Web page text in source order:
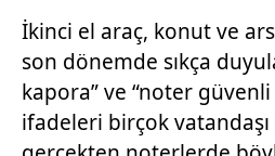
İkinci el araç, konut ve
son dönemde sıkça
kapora” ve “noter
ifadeleri birçok vatandaşı